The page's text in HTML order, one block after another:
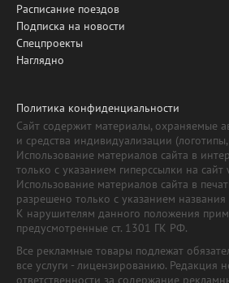
Расписание поездов
Подписка на новости
Спецпроекты
Наглядно
Политика конфиденциальности
Сайт содержит материалы, охраняемые
и средства индивидуализации
Использование материалов сайта в
только с указанием гиперссылки на сайт
Использование материалов сайта в
разрешено только с указанием названия
К нарушителям данного положения
предусмотренные ст. 1301 ГК РФ.
Все рекламные товары подлежат
все услуги - лицензированию. Редакция
ответственности за содержание